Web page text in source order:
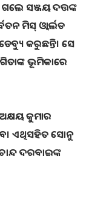
ସଞ୍ଜୟ ଦତ୍ତଙ୍କ
ମିସ୍‌ ଓ୍ବାର୍ଲଡ
କରୁଛନ୍ତି। ସେ
ଭୂମିକାରେ
ଅକ୍ଷୟ କୁମାର
ଏଥିସହିତ ସୋନୁ
ଦରବାଇଙ୍କ